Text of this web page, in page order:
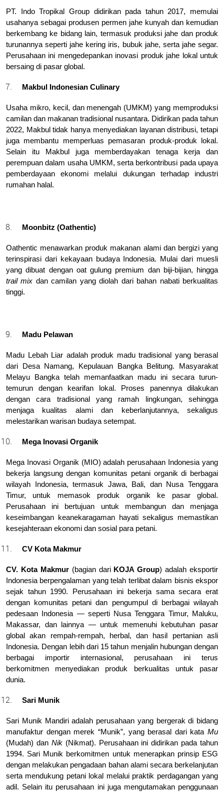
PT. Indo Tropikal Group didirikan pada tahun 2017, memulai
usahanya sebagai produsen permen jahe kunyah dan kemudian
berkembang ke bidang lain, termasuk produksi jahe dan produk
turunannya seperti jahe kering iris, bubuk jahe, serta jahe segar.
Perusahaan ini mengedepankan inovasi produk jahe lokal untuk
bersaing di pasar global.
Makbul Indonesian Culinary
Usaha mikro, kecil, dan menengah (UMKM) yang memproduksi
camilan dan makanan tradisional nusantara. Didirikan pada tahun
2022, Makbul tidak hanya menyediakan layanan distribusi, tetapi
juga membantu memperluas pemasaran produk-produk lokal.
Selain itu Makbul juga memberdayakan tenaga kerja dan
perempuan dalam usaha UMKM, serta berkontribusi pada upaya
pemberdayaan ekonomi melalui dukungan terhadap industri
rumahan halal.
Moonbitz (Oathentic)
Oathentic menawarkan produk makanan alami dan bergizi yang
terinspirasi dari kekayaan budaya Indonesia. Mulai dari muesli
trail mix dan camilan yang diolah dari bahan nabati berkualitas
tinggi.
Madu Pelawan
Madu Lebah Liar adalah produk madu tradisional yang berasal
dari Desa Namang, Kepulauan Bangka Belitung. Masyarakat
Melayu Bangka telah memanfaatkan madu ini secara turun-
temurun dengan kearifan lokal. Proses panennya dilakukan
dengan cara tradisional yang ramah lingkungan, sehingga
menjaga kualitas alami dan keberlanjutannya, sekaligus
melestarikan warisan budaya setempat.
Mega Inovasi Organik
Mega Inovasi Organik (MIO) adalah perusahaan Indonesia yang
bekerja langsung dengan komunitas petani organik di berbagai
wilayah Indonesia, termasuk Jawa, Bali, dan Nusa Tenggara
Timur, untuk memasok produk organik ke pasar global.
Perusahaan ini bertujuan untuk membangun dan menjaga
keseimbangan keanekaragaman hayati sekaligus memastikan
kesejahteraan ekonomi dan sosial para petani.
CV Kota Makmur
CV. Kota Makmur (bagian dari KOJA Group) adalah eksportir
Indonesia berpengalaman yang telah terlibat dalam bisnis ekspor
sejak tahun 1990. Perusahaan ini bekerja sama secara erat
dengan komunitas petani dan pengumpul di berbagai wilayah
pedesaan Indonesia — seperti Nusa Tenggara Timur, Maluku,
Makassar, dan lainnya — untuk memenuhi kebutuhan pasar
global akan rempah-rempah, herbal, dan hasil pertanian asli
Indonesia. Dengan lebih dari 15 tahun menjalin hubungan dengan
berbagai importir internasional, perusahaan ini terus
berkomitmen menyediakan produk berkualitas untuk pasar
dunia.
Sari Munik
Sari Munik Mandiri adalah perusahaan yang bergerak di bidang
manufaktur dengan merek “Munik”, yang berasal dari kata Mu
(Mudah) dan Nik (Nikmat). Perusahaan ini didirikan pada tahun
1994. Sari Munik berkomitmen untuk menerapkan prinsip ESG
dengan melakukan pengadaan bahan alami secara berkelanjutan
serta mendukung petani lokal melalui praktik perdagangan yang
adil. Selain itu perusahaan ini juga mengutamakan penggunaan